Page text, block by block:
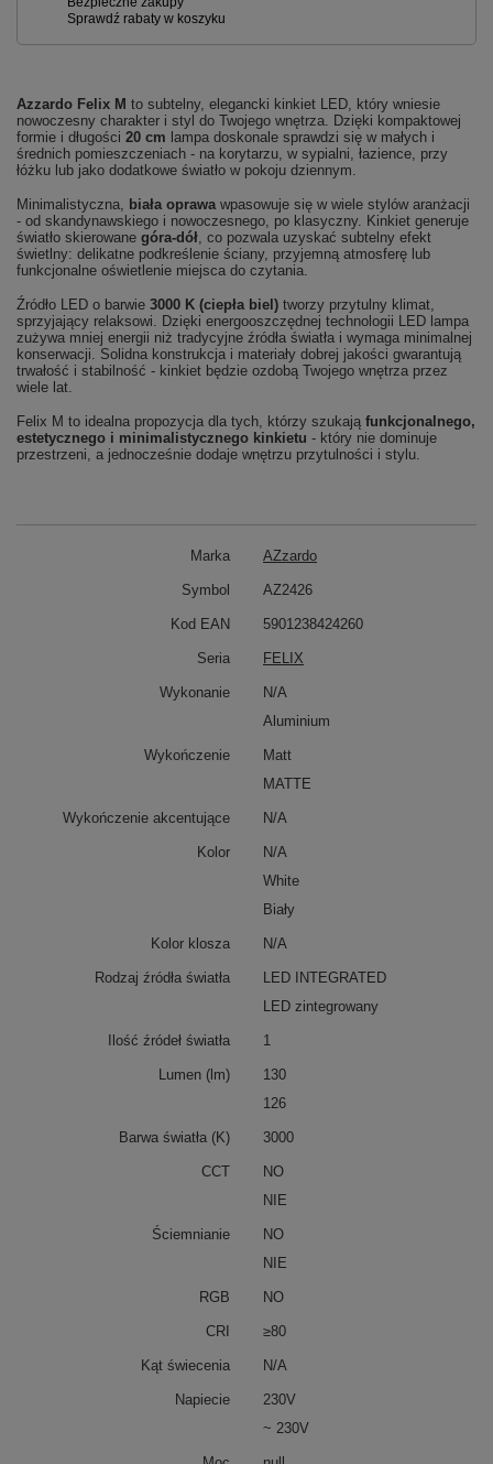
Azzardo Felix M to subtelny, elegancki kinkiet LED, który wniesie
nowoczesny charakter i styl do Twojego wnętrza. Dzięki kompaktowej
formie i długości 20 cm lampa doskonale sprawdzi się w małych i
średnich pomieszczeniach - na korytarzu, w sypialni, łazience, przy
łóżku lub jako dodatkowe światło w pokoju dziennym.
Minimalistyczna, biała oprawawpasowuje się w wiele stylów aranżacji
- od skandynawskiego i nowoczesnego, po klasyczny. Kinkiet generuje
światło skierowane góra-dół, co pozwala uzyskać subtelny efekt
świetlny: delikatne podkreślenie ściany, przyjemną atmosferę lub
funkcjonalne oświetlenie miejsca do czytania.
Źródło LED o barwie 3000 K (ciepła biel) tworzy przytulny klimat,
sprzyjający relaksowi. Dzięki energooszczędnej technologii LED lampa
zużywa mniej energii niż tradycyjne źródła światła i wymaga minimalnej
konserwacji. Solidna konstrukcja i materiały dobrej jakości gwarantują
trwałość i stabilność - kinkiet będzie ozdobą Twojego wnętrza przez
wiele lat.
Felix M to idealna propozycja dla tych, którzy szukają funkcjonalnego,
estetycznego i minimalistycznego kinkietu - który nie dominuje
przestrzeni, a jednocześnie dodaje wnętrzu przytulności i stylu.
Marka AZzardo
Symbol AZ2426
Kod EAN 5901238424260
Seria FELIX
Wykonanie
N/A
Aluminium
Wykończenie
Matt
MATTE
Wykończenie akcentujące N/A
Kolor
N/A
White
Biały
Kolor klosza N/A
Rodzaj źródła światła
LED INTEGRATED
LED zintegrowany
Ilość źródeł światła 1
Lumen (lm)
130
126
Barwa światła (K) 3000
CCT
NO
NIE
Ściemnianie
NO
NIE
RGB NO
CRI ≥80
Kąt świecenia N/A
Napiecie
230V
~ 230V